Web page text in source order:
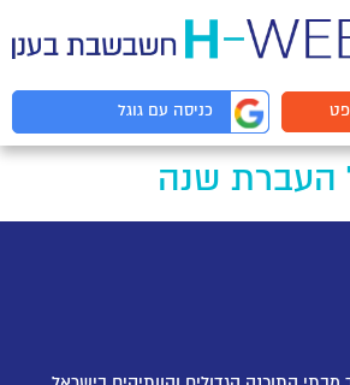
כניסה עם גוגל
העברת שנה